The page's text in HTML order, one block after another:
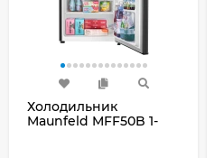
Холодильник
Maunfeld MFF50B 1-